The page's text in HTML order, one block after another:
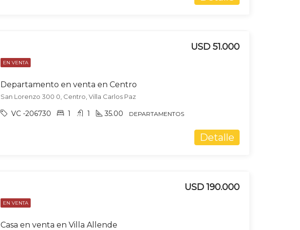
EN VENTA
Departamento en venta en Centro
USD 51.000
San Lorenzo 300 0, Centro, Villa Carlos Paz
VC -206730 1 1 35.00 DEPARTAMENTOS
Detalle
EN VENTA
Casa en venta en Villa Allende
USD 190.000